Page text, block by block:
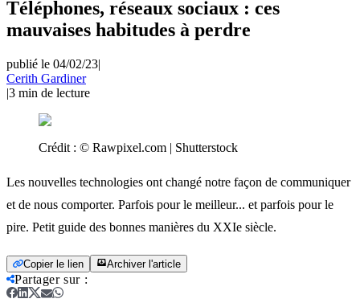
Téléphones, réseaux sociaux : ces
mauvaises habitudes à perdre
publié le 04/02/23|
Cerith Gardiner
|3 min de lecture
Crédit : © Rawpixel.com | Shutterstock
Les nouvelles technologies ont changé notre façon de communiquer
et de nous comporter. Parfois pour le meilleur... et parfois pour le
pire. Petit guide des bonnes manières du XXIe siècle.
Copier le lien Archiver l'article
Partager sur: